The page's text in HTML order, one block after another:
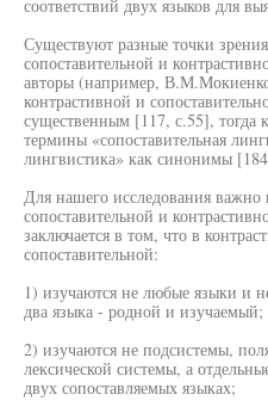
соответствий двух языков для
Существуют разные точки
сопоставительной и
авторы (например,
контрастивной и
существенным [117, с.55], тогда
термины «сопоставительная
лингвистика» как синонимы
Для нашего исследования важно
сопоставительной и
заключается в том, что в
сопоставительной:
1) изучаются не любые языки и
два языка - родной и изучаемый;
2) изучаются не подсистемы,
лексической системы, а
двух сопоставляемых языках;